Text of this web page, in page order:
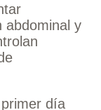
abdominal y
día